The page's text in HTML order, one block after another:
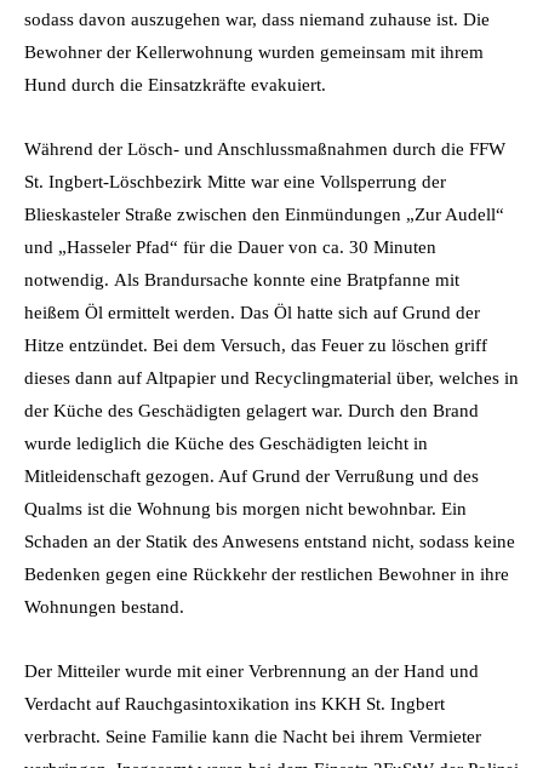
sodass davon auszugehen war, dass niemand zuhause ist. Die
Bewohner der Kellerwohnung wurden gemeinsam mit ihrem
Hund durch die Einsatzkräfte evakuiert.
Während der Lösch- und Anschlussmaßnahmen durch die FFW
St. Ingbert-Löschbezirk Mitte war eine Vollsperrung der
Blieskasteler Straße zwischen den Einmündungen „Zur Audell“
und „Hasseler Pfad“ für die Dauer von ca. 30 Minuten
notwendig. Als Brandursache konnte eine Bratpfanne mit
heißem Öl ermittelt werden. Das Öl hatte sich auf Grund der
Hitze entzündet. Bei dem Versuch, das Feuer zu löschen griff
dieses dann auf Altpapier und Recyclingmaterial über, welches in
der Küche des Geschädigten gelagert war. Durch den Brand
wurde lediglich die Küche des Geschädigten leicht in
Mitleidenschaft gezogen. Auf Grund der Verrußung und des
Qualms ist die Wohnung bis morgen nicht bewohnbar. Ein
Schaden an der Statik des Anwesens entstand nicht, sodass keine
Bedenken gegen eine Rückkehr der restlichen Bewohner in ihre
Wohnungen bestand.
Der Mitteiler wurde mit einer Verbrennung an der Hand und
Verdacht auf Rauchgasintoxikation ins KKH St. Ingbert
verbracht. Seine Familie kann die Nacht bei ihrem Vermieter